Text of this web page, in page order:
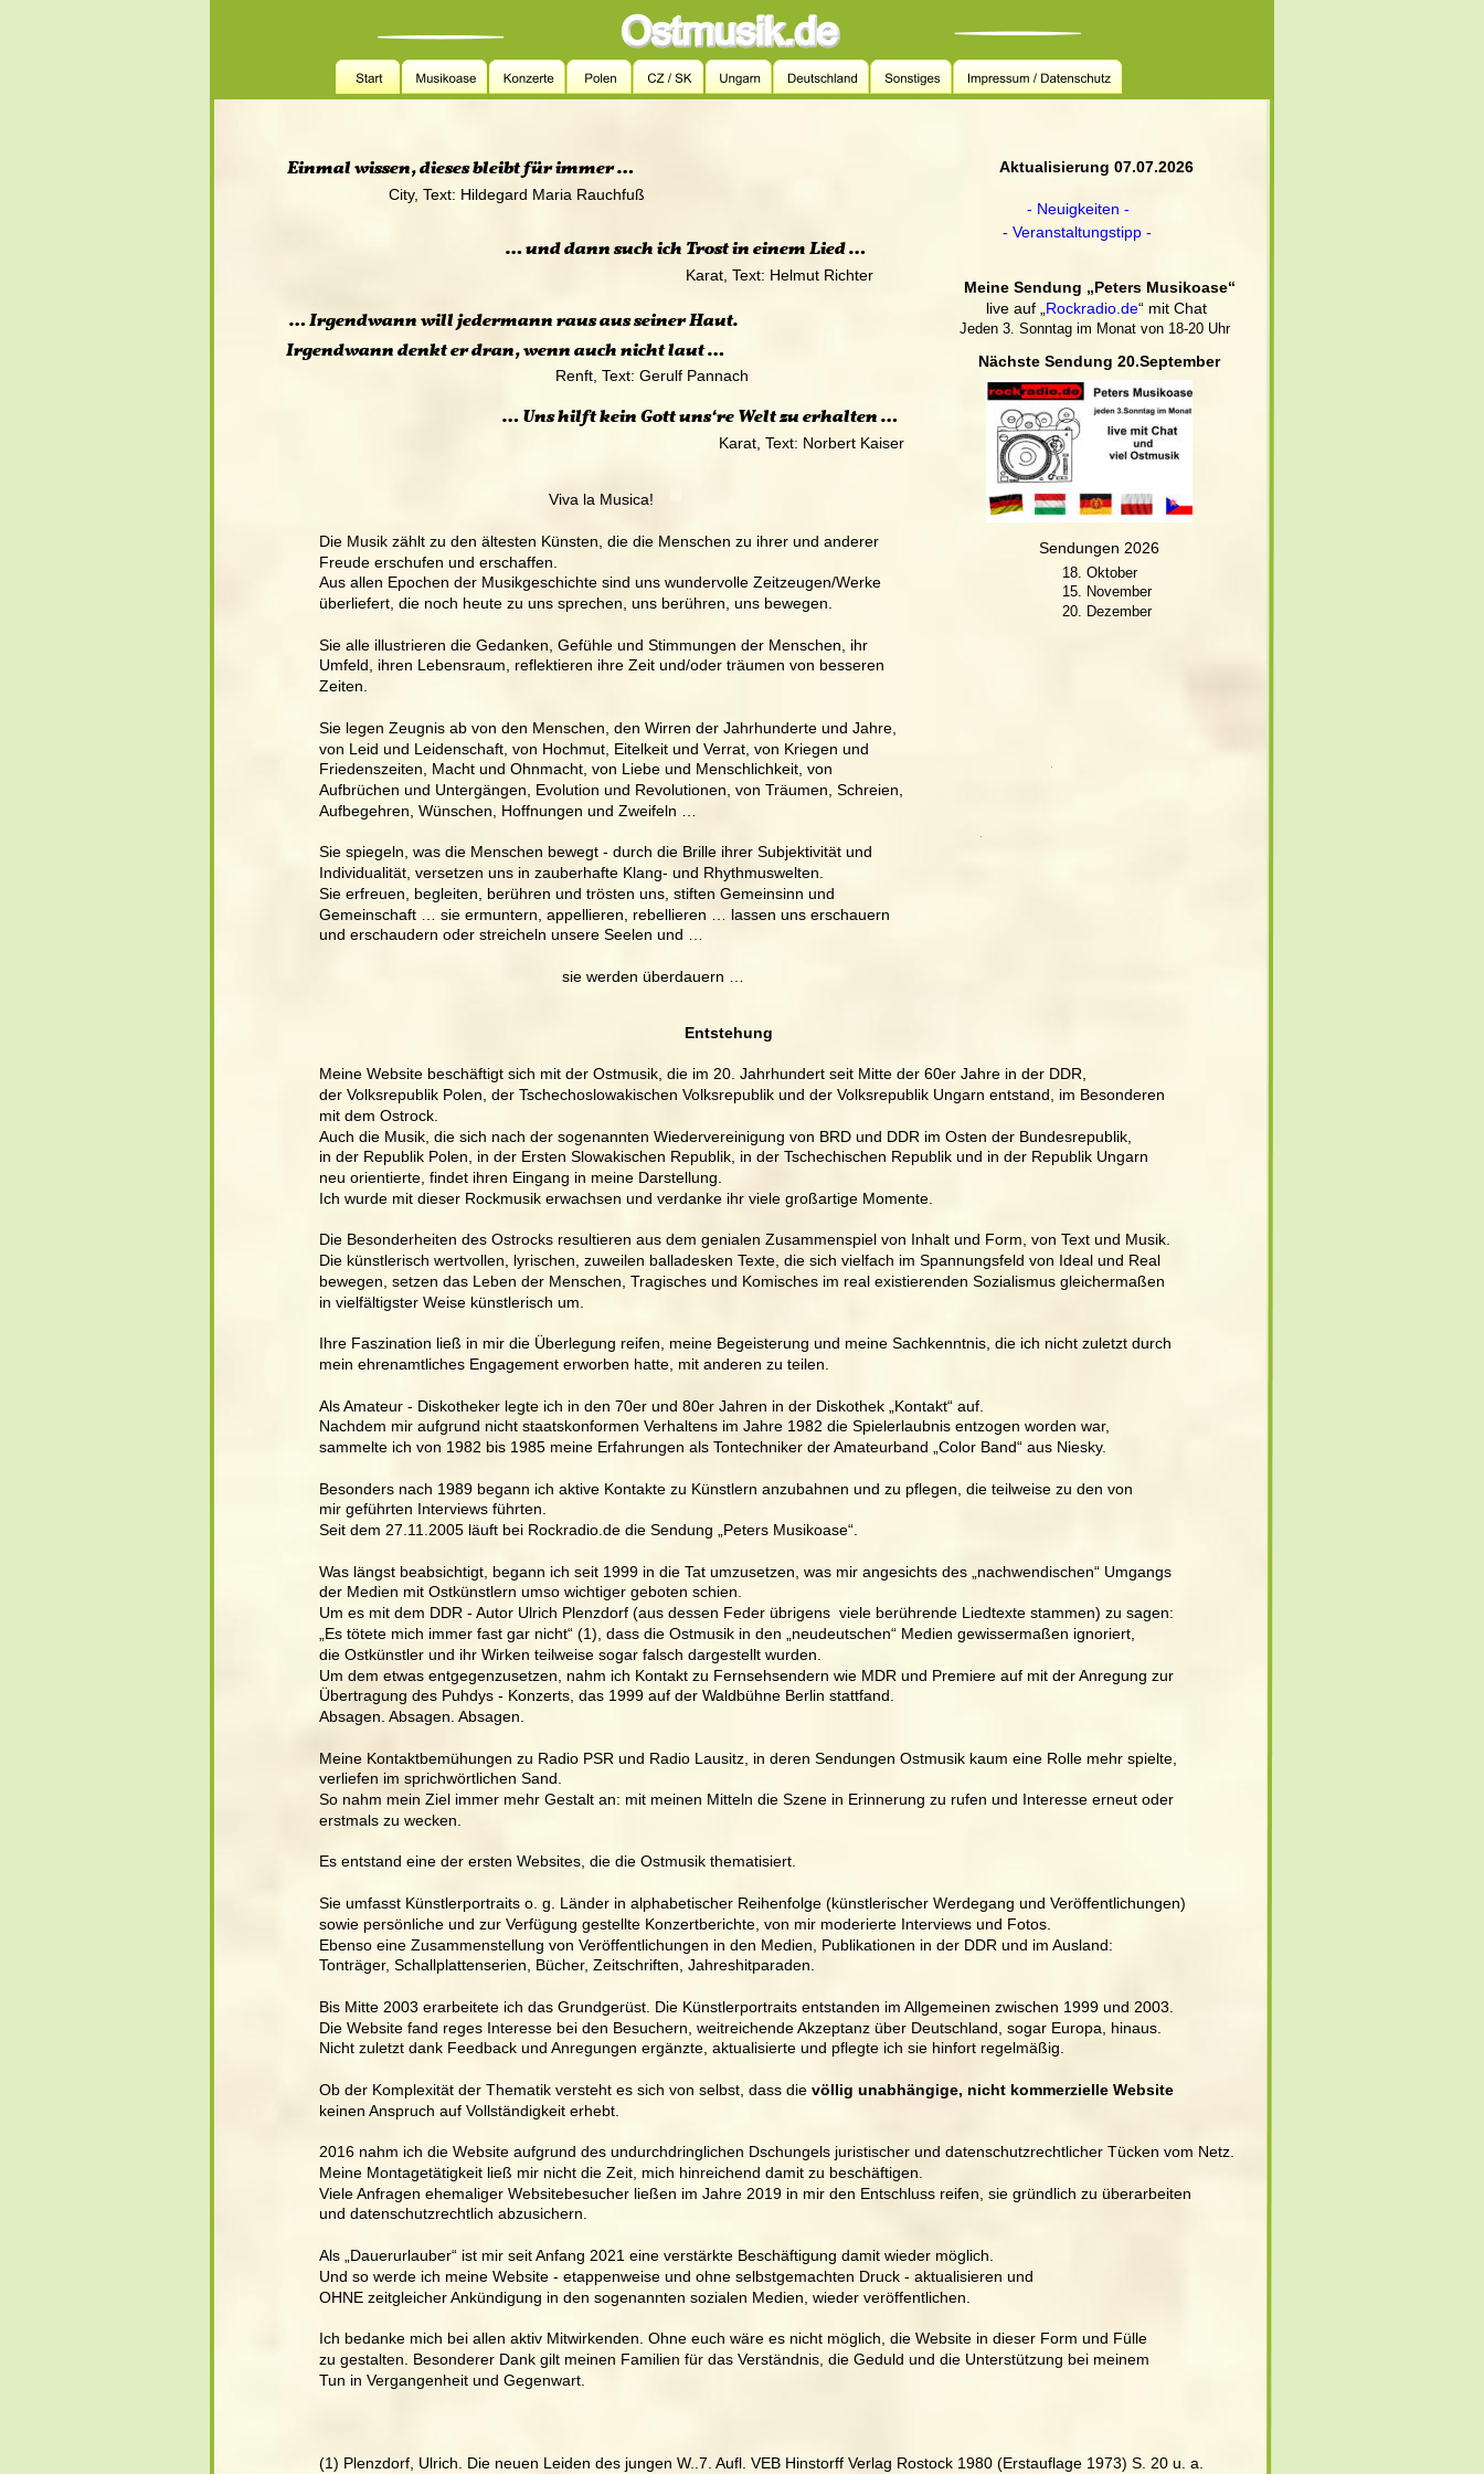
   Meine Sendung „Peters Musikoase“
        live auf „
Rockradio.de“ mit Chat
  Jeden 3. Sonntag im Monat von 18-20 Uhr
Einmal wissen, dieses bleibt für immer …
                       City, Text: Hildegard Maria Rauchfuß
… und dann such ich Trost in einem Lied …
                                                                                              Karat, Text: Helmut Richter
… Irgendwann will jedermann raus aus seiner Haut.
Irgendwann denkt er dran, wenn auch nicht laut …
                                                             Renft, Text: Gerulf Pannach
… Uns hilft kein Gott uns‘re Welt zu erhalten …
                                                 Karat, Text: Norbert Kaiser
Viva la Musica!
Die Musik zählt zu den ältesten Künsten, die die Menschen zu ihrer und anderer
Freude erschufen und erschaffen.
Aus allen Epochen der Musikgeschichte sind uns wundervolle Zeitzeugen/Werke
überliefert, die noch heute zu uns sprechen, uns berühren, uns bewegen.
Sie alle illustrieren die Gedanken, Gefühle und Stimmungen der Menschen, ihr
Umfeld, ihren Lebensraum, reflektieren ihre Zeit und/oder träumen von besseren
Zeiten.
Sie legen Zeugnis ab von den Menschen, den Wirren der Jahrhunderte und Jahre,
von Leid und Leidenschaft, von Hochmut, Eitelkeit und Verrat, von Kriegen und
Friedenszeiten, Macht und Ohnmacht, von Liebe und Menschlichkeit, von
Aufbrüchen und Untergängen, Evolution und Revolutionen, von Träumen, Schreien,
Aufbegehren, Wünschen, Hoffnungen und Zweifeln …
Sie spiegeln, was die Menschen bewegt - durch die Brille ihrer Subjektivität und
Individualität, versetzen uns in zauberhafte Klang- und Rhythmuswelten.
Sie erfreuen, begleiten, berühren und trösten uns, stiften Gemeinsinn und
Gemeinschaft … sie ermuntern, appellieren, rebellieren … lassen uns erschauern
und erschaudern oder streicheln unsere Seelen und …
                                                       sie werden überdauern …
                      Entstehung
Meine Website beschäftigt sich mit der Ostmusik, die im 20. Jahrhundert seit Mitte der 60er Jahre in der DDR,
der Volksrepublik Polen, der Tschechoslowakischen Volksrepublik und der Volksrepublik Ungarn entstand, im Besonderen
mit dem Ostrock.
Auch die Musik, die sich nach der sogenannten Wiedervereinigung von BRD und DDR im Osten der Bundesrepublik,
in der Republik Polen, in der Ersten Slowakischen Republik, in der Tschechischen Republik und in der Republik Ungarn
neu orientierte, findet ihren Eingang in meine Darstellung.
Ich wurde mit dieser Rockmusik erwachsen und verdanke ihr viele großartige Momente.
Die Besonderheiten des Ostrocks resultieren aus dem genialen Zusammenspiel von Inhalt und Form, von Text und Musik.
Die künstlerisch wertvollen, lyrischen, zuweilen balladesken Texte, die sich vielfach im Spannungsfeld von Ideal und Real
bewegen, setzen das Leben der Menschen, Tragisches und Komisches im real existierenden Sozialismus gleichermaßen
in vielfältigster Weise künstlerisch um.
Ihre Faszination ließ in mir die Überlegung reifen, meine Begeisterung und meine Sachkenntnis, die ich nicht zuletzt durch
mein ehrenamtliches Engagement erworben hatte, mit anderen zu teilen.
Als Amateur - Diskotheker legte ich in den 70er und 80er Jahren in der Diskothek „Kontakt“ auf.
Nachdem mir aufgrund nicht staatskonformen Verhaltens im Jahre 1982 die Spielerlaubnis entzogen worden war,
sammelte ich von 1982 bis 1985 meine Erfahrungen als Tontechniker der Amateurband „Color Band“ aus Niesky.
Besonders nach 1989 begann ich aktive Kontakte zu Künstlern anzubahnen und zu pflegen, die teilweise zu den von
mir geführten Interviews führten.
Seit dem 27.11.2005 läuft bei Rockradio.de die Sendung „Peters Musikoase“.
Was längst beabsichtigt, begann ich seit 1999 in die Tat umzusetzen, was mir angesichts des „nachwendischen“ Umgangs
der Medien mit Ostkünstlern umso wichtiger geboten schien.
Um es mit dem DDR - Autor Ulrich Plenzdorf (aus dessen Feder übrigens  viele berührende Liedtexte stammen) zu sagen:
„Es tötete mich immer fast gar nicht“ (1), dass die Ostmusik in den „neudeutschen“ Medien gewissermaßen ignoriert,
die Ostkünstler und ihr Wirken teilweise sogar falsch dargestellt wurden.
Um dem etwas entgegenzusetzen, nahm ich Kontakt zu Fernsehsendern wie MDR und Premiere auf mit der Anregung zur
Übertragung des Puhdys - Konzerts, das 1999 auf der Waldbühne Berlin stattfand.
Absagen. Absagen. Absagen.
Meine Kontaktbemühungen zu Radio PSR und Radio Lausitz, in deren Sendungen Ostmusik kaum eine Rolle mehr spielte,
verliefen im sprichwörtlichen Sand.
So nahm mein Ziel immer mehr Gestalt an: mit meinen Mitteln die Szene in Erinnerung zu rufen und Interesse erneut oder
erstmals zu wecken.
Es entstand eine der ersten Websites, die die Ostmusik thematisiert.
Sie umfasst Künstlerportraits o. g. Länder in alphabetischer Reihenfolge (künstlerischer Werdegang und Veröffentlichungen)
sowie persönliche und zur Verfügung gestellte Konzertberichte, von mir moderierte Interviews und Fotos.
Ebenso eine Zusammenstellung von Veröffentlichungen in den Medien, Publikationen in der DDR und im Ausland:
Tonträger, Schallplattenserien, Bücher, Zeitschriften, Jahreshitparaden.
Bis Mitte 2003 erarbeitete ich das Grundgerüst. Die Künstlerportraits entstanden im Allgemeinen zwischen 1999 und 2003.
Die Website fand reges Interesse bei den Besuchern, weitreichende Akzeptanz über Deutschland, sogar Europa, hinaus.
Nicht zuletzt dank Feedback und Anregungen ergänzte, aktualisierte und pflegte ich sie hinfort regelmäßig.
Ob der Komplexität der Thematik versteht es sich von selbst, dass die völlig unabhängige, nicht kommerzielle Website
keinen Anspruch auf Vollständigkeit erhebt.
2016 nahm ich die Website aufgrund des undurchdringlichen Dschungels juristischer und datenschutzrechtlicher Tücken vom Netz.
Meine Montagetätigkeit ließ mir nicht die Zeit, mich hinreichend damit zu beschäftigen.
Viele Anfragen ehemaliger Websitebesucher ließen im Jahre 2019 in mir den Entschluss reifen, sie gründlich zu überarbeiten
und datenschutzrechtlich abzusichern.
Als „Dauerurlauber“ ist mir seit Anfang 2021 eine verstärkte Beschäftigung damit wieder möglich.
Und so werde ich meine Website - etappenweise und ohne selbstgemachten Druck - aktualisieren und
OHNE zeitgleicher Ankündigung in den sogenannten sozialen Medien, wieder veröffentlichen.
Ich bedanke mich bei allen aktiv Mitwirkenden. Ohne euch wäre es nicht möglich, die Website in dieser Form und Fülle
zu gestalten. Besonderer Dank gilt meinen Familien für das Verständnis, die Geduld und die Unterstützung bei meinem
Tun in Vergangenheit und Gegenwart.
(1) Plenzdorf, Ulrich. Die neuen Leiden des jungen W..7. Aufl. VEB Hinstorff Verlag Rostock 1980 (Erstauflage 1973) S. 20 u. a.
               Aktualisierung 07.07.2026
- Neuigkeiten -
- Veranstaltungstipp -
Nächste Sendung 20.September
Sendungen 2026
18. Oktober
15. November
20. Dezember